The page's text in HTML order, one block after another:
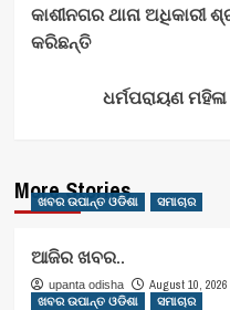
କାଶୀନଗର ଥାନା ଅଧିକାରୀ
କରିଛନ୍ତି
ଧର୍ମପରାୟଣ
More Stories
ଖବର ଉପାନ୍ତ ଓଡିଶା ସମାଚାର
ଆଜିର ଖବର..
upanta odisha
August 10, 2026
ଖବର ଉପାନ୍ତ ଓଡିଶା
ସମାଚାର